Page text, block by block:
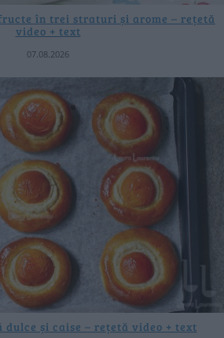
în trei straturi și arome – rețetă
video + text
07.08.2026
dulce și caise – rețetă video + text